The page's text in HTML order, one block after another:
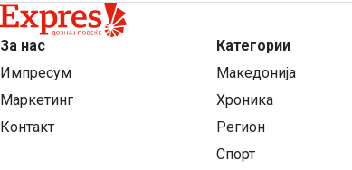
За нас
Импресум
Маркетинг
Контакт
Категории
Македонија
Хроника
Регион
Спорт